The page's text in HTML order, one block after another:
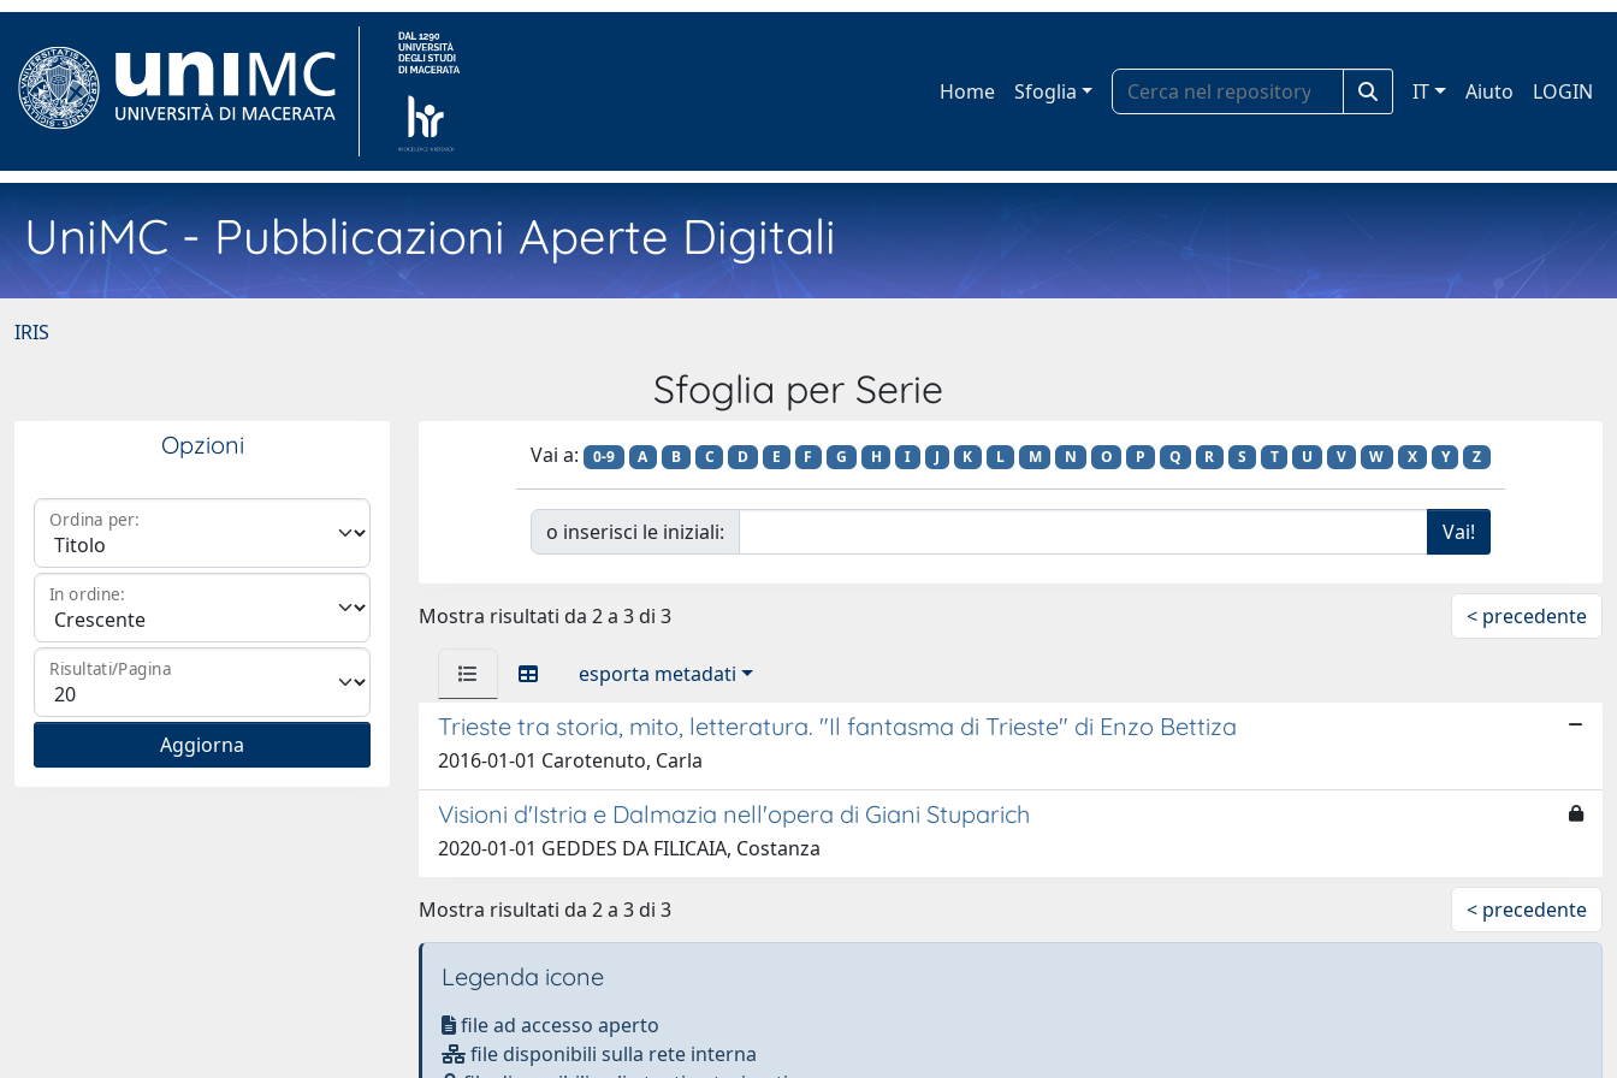
Home Sfoglia IT Aiuto LOGIN
UniMC - Pubblicazioni Aperte Digitali
IRIS
Sfoglia per Serie
Opzioni
Ordina per:
In ordine:
Risultati/Pagina
Vai a: 0-9 A B C D E F G H I J K L M N O P Q R S T U V W X Y Z
o inserisci le iniziali:
Mostra risultati da 2 a 3 di 3 < precedente
esporta metadati
Trieste tra storia, mito, letteratura. "Il fantasma di Trieste" di Enzo Bettiza
2016-01-01 Carotenuto, Carla
Visioni d'Istria e Dalmazia nell'opera di Giani Stuparich
2020-01-01 GEDDES DA FILICAIA, Costanza
Mostra risultati da 2 a 3 di 3 < precedente
Legenda icone
file ad accesso aperto
file disponibili sulla rete interna